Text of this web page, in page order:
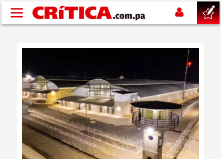
Pasar al contenido principal
SUCESOS
NACIONAL
POLÍTICA
SHOW